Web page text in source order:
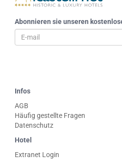
Abonnieren sie unseren
Infos
AGB
Häufig gestellte Fragen
Datenschutz
Hotel
Extranet Login